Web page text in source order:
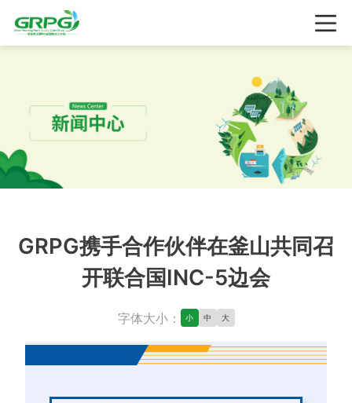
GRPG携手合作伙伴在釜山共同召
开联合国INC-5边会
字体大小： 小 中 大